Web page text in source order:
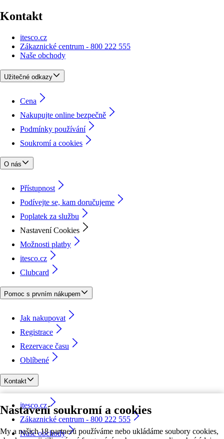
Nastavení soukromí a cookies
My a našich 18 partnerů používáme nebo ukládáme soubory cookies,
Kontakt
itesco.cz
Zákaznické centrum - 800 222 555
Naše obchody
Užitečné odkazy
Cena
Nakupujte online bezpečně
Podmínky používání
Soukromí a cookies
O nás
Přístupnost
Podívejte se, kam doručujeme
Poplatek za službu
Nastavení Cookies
Možnosti platby
itesco.cz
Clubcard
Pomoc s prvním nákupem
Jak nakupovat
Registrace
Rezervace času
Oblíbené
Kontakt
itesco.cz
Zákaznické centrum - 800 222 555
Naše obchody